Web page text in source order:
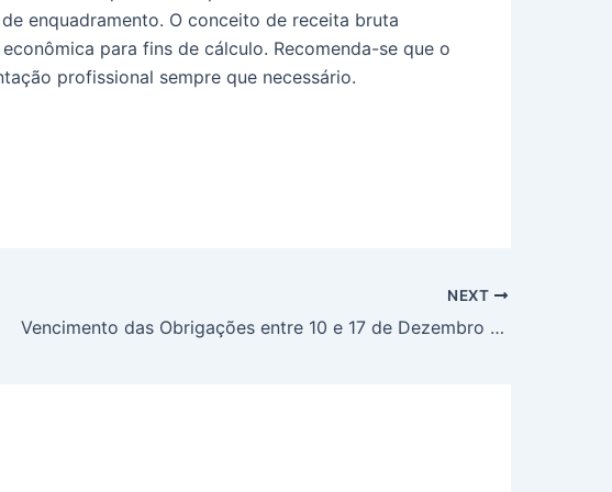
enquadramento. O conceito de receita bruta
para fins de cálculo. Recomenda-se que o
profissional sempre que necessário.
NEXT
Vencimento das Obrigações entre 10 e 17 de Dezembro de 2025